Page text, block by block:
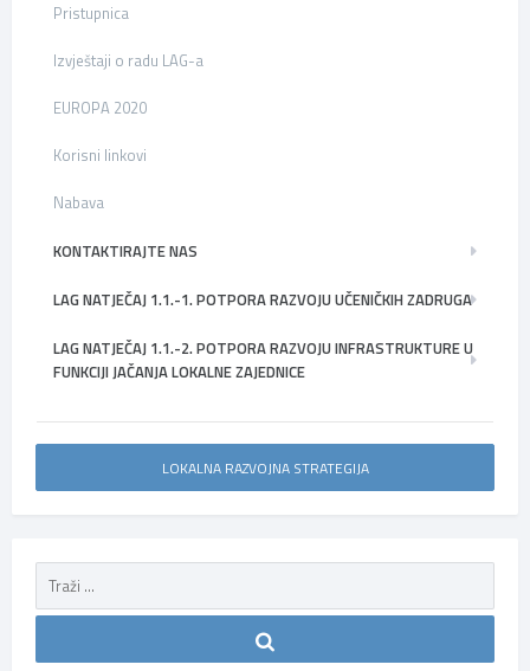
Pristupnica
Izvještaji o radu LAG-a
EUROPA 2020
Korisni linkovi
Nabava
KONTAKTIRAJTE NAS
LAG NATJEČAJ 1.1.-1. POTPORA RAZVOJU UČENIČKIH ZADRUGA
LAG NATJEČAJ 1.1.-2. POTPORA RAZVOJU INFRASTRUKTURE U
FUNKCIJI JAČANJA LOKALNE ZAJEDNICE
LOKALNA RAZVOJNA STRATEGIJA